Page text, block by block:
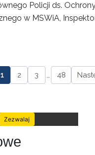
Policji ds.
w MSWiA,
1 2 3 … 48
Zezwalaj